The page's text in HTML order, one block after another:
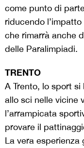
come punto di
riducendo
che rimarrà anche
delle Paralimpiadi.
TRENTO
A Trento, lo sport
allo sci nelle vicine
l’arrampicata
provare il
La vera esperienza